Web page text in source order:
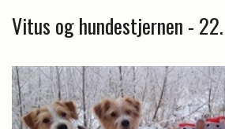
Vitus og hundestjernen -